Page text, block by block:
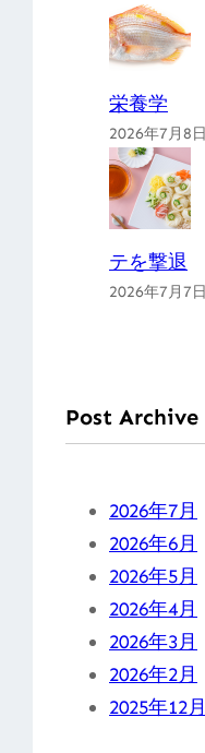
栄養学
2026年7月8日
テを撃退
2026年7月7日
Post Archive
2026年7月
2026年6月
2026年5月
2026年4月
2026年3月
2026年2月
2025年12月